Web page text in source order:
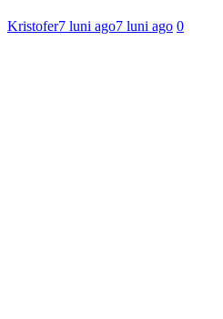
Kristofer7 luni ago7 luni ago 0